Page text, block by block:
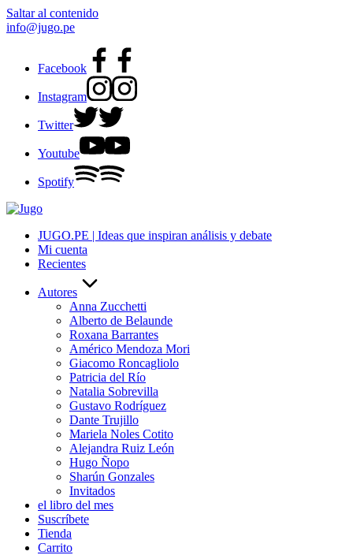
Saltar al contenido
info@jugo.pe
Facebook
Instagram
Twitter
Youtube
Spotify
JUGO.PE | Ideas que inspiran análisis y debate
Mi cuenta
Recientes
Autores
Anna Zucchetti
Alberto de Belaunde
Roxana Barrantes
Américo Mendoza Mori
Giacomo Roncagliolo
Patricia del Río
Natalia Sobrevilla
Gustavo Rodríguez
Dante Trujillo
Mariela Noles Cotito
Alejandra Ruiz León
Hugo Ñopo
Sharún Gonzales
Invitados
el libro del mes
Suscríbete
Tienda
Carrito